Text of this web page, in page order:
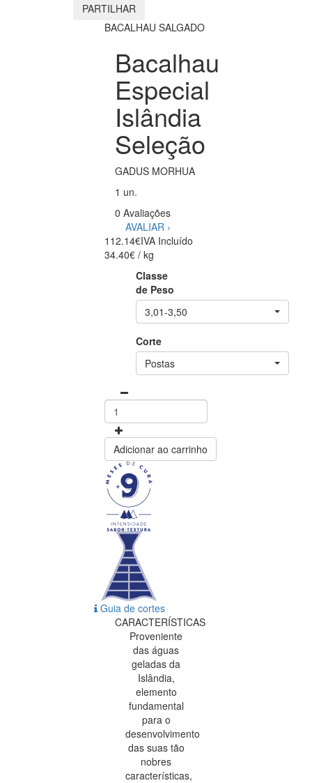
PARTILHAR
BACALHAU SALGADO
Bacalhau
Especial
Islândia
Seleção
GADUS MORHUA
1 un.
0 Avaliações
AVALIAR ›
112.14€IVA Incluído
34.40€ / kg
Classe
de Peso
3,01-3,50
Corte
Postas
Adicionar ao carrinho
Guia de cortes
CARACTERÍSTICAS
Proveniente
das águas
geladas da
Islândia,
elemento
fundamental
para o
desenvolvimento
das suas tão
nobres
características,